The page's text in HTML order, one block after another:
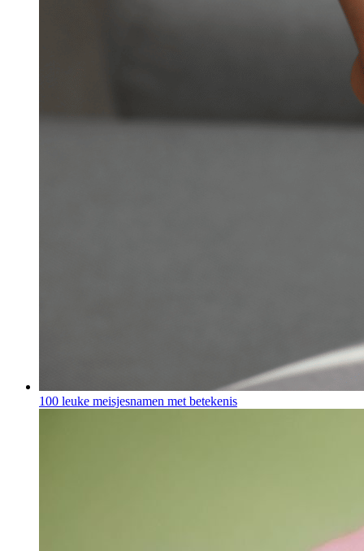
100 leuke meisjesnamen met betekenis